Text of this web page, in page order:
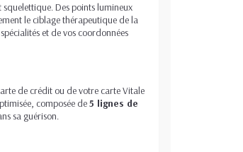
Des points lumineux
le ciblage thérapeutique de la
et de vos coordonnées
de crédit ou de votre carte Vitale
composée de5 lignes de
sa guérison.